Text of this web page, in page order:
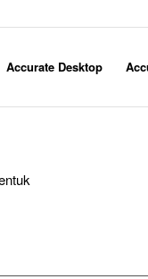
Accurate Desktop